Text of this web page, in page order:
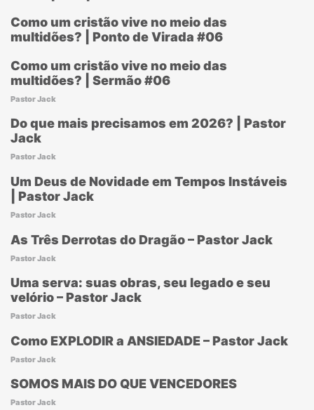
Como um cristão vive no meio das
multidões? | Ponto de Virada #06
Como um cristão vive no meio das
multidões? | Sermão #06
Pastor Jack
Do que mais precisamos em 2026? | Pastor
Jack
Pastor Jack
Um Deus de Novidade em Tempos Instáveis
| Pastor Jack
Pastor Jack
As Três Derrotas do Dragão – Pastor Jack
Pastor Jack
Uma serva: suas obras, seu legado e seu
velório – Pastor Jack
Pastor Jack
Como EXPLODIR a ANSIEDADE – Pastor Jack
Pastor Jack
SOMOS MAIS DO QUE VENCEDORES
Pastor Jack